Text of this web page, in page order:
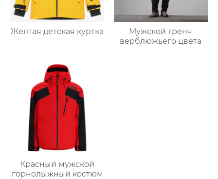
Желтая детская куртка
Мужской тренч
верблюжьего цвета
Красный мужской
горнолыжный костюм